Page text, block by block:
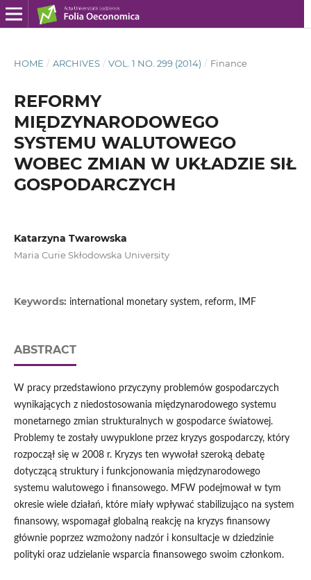
HOME / ARCHIVES / VOL. 1 NO. 299 (2014) / Finance
REFORMY
MIĘDZYNARODOWEGO
SYSTEMU WALUTOWEGO
WOBEC ZMIAN W UKŁADZIE SIŁ
GOSPODARCZYCH
Katarzyna Twarowska
Maria Curie Skłodowska University
Keywords: international monetary system, reform, IMF
ABSTRACT
W pracy przedstawiono przyczyny problemów gospodarczych
wynikających z niedostosowania międzynarodowego systemu
monetarnego zmian strukturalnych w gospodarce światowej.
Problemy te zostały uwypuklone przez kryzys gospodarczy, który
rozpoczął się w 2008 r. Kryzys ten wywołał szeroką debatę
dotyczącą struktury i funkcjonowania międzynarodowego
systemu walutowego i finansowego. MFW podejmował w tym
okresie wiele działań, które miały wpływać stabilizująco na system
finansowy, wspomagał globalną reakcję na kryzys finansowy
głównie poprzez wzmożony nadzór i konsultacje w dziedzinie
polityki oraz udzielanie wsparcia finansowego swoim członkom.